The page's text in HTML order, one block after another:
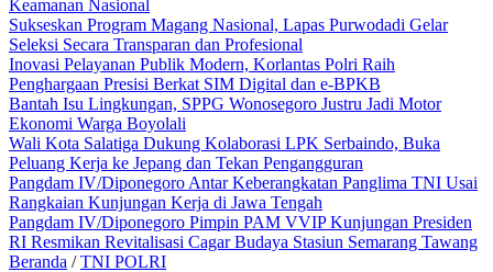
Keamanan Nasional
Sukseskan Program Magang Nasional, Lapas Purwodadi Gelar
Seleksi Secara Transparan dan Profesional
Inovasi Pelayanan Publik Modern, Korlantas Polri Raih
Penghargaan Presisi Berkat SIM Digital dan e-BPKB
Bantah Isu Lingkungan, SPPG Wonosegoro Justru Jadi Motor
Ekonomi Warga Boyolali
Wali Kota Salatiga Dukung Kolaborasi LPK Serbaindo, Buka
Peluang Kerja ke Jepang dan Tekan Pengangguran
Pangdam IV/Diponegoro Antar Keberangkatan Panglima TNI Usai
Rangkaian Kunjungan Kerja di Jawa Tengah
Pangdam IV/Diponegoro Pimpin PAM VVIP Kunjungan Presiden
RI Resmikan Revitalisasi Cagar Budaya Stasiun Semarang Tawang
Beranda /TNI POLRI